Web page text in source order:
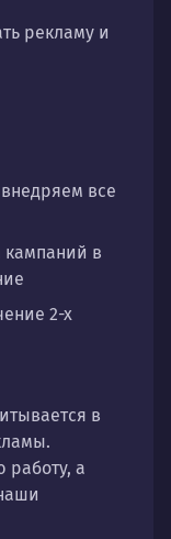
рекламу и
все
кампаний в
2-х
в
работу, а